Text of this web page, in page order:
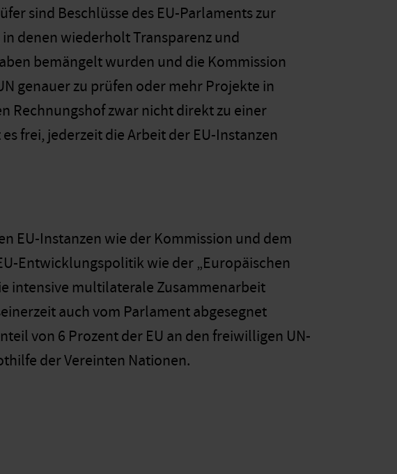
sind Beschlüsse des EU-Parlaments zur
denen wiederholt Transparenz und
bemängelt wurden und die Kommission
genauer zu prüfen oder mehr Projekte in
Rechnungshof zwar nicht direkt zu einer
frei, jederzeit die Arbeit der EU-Instanzen
EU-Instanzen wie der Kommission und dem
Entwicklungspolitik wie der „Europäischen
intensive multilaterale Zusammenarbeit
auch vom Parlament abgesegnet
von 6 Prozent der EU an den freiwilligen UN-
der Vereinten Nationen.